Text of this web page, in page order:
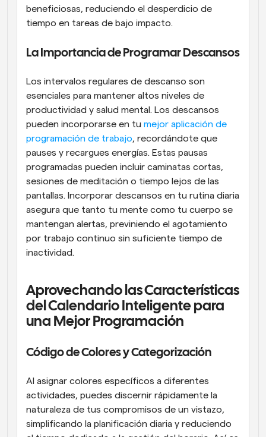
beneficiosas, reduciendo el desperdicio de
tiempo en tareas de bajo impacto.
La Importancia de Programar Descansos
Los intervalos regulares de descanso son
esenciales para mantener altos niveles de
productividad y salud mental. Los descansos
pueden incorporarse en tu mejor aplicación de
programación de trabajo, recordándote que
pauses y recargues energías. Estas pausas
programadas pueden incluir caminatas cortas,
sesiones de meditación o tiempo lejos de las
pantallas. Incorporar descansos en tu rutina diaria
asegura que tanto tu mente como tu cuerpo se
mantengan alertas, previniendo el agotamiento
por trabajo continuo sin suficiente tiempo de
inactividad.
Aprovechando las Características
del Calendario Inteligente para
una Mejor Programación
Código de Colores y Categorización
Al asignar colores específicos a diferentes
actividades, puedes discernir rápidamente la
naturaleza de tus compromisos de un vistazo,
simplificando la planificación diaria y reduciendo